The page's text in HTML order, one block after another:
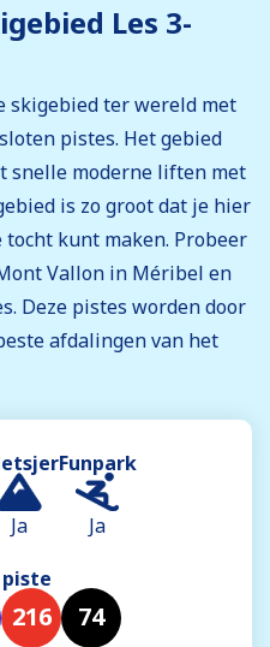
Les 3-
skigebied ter wereld met
pistes. Het gebied
snelle moderne liften met
is zo groot dat je hier
tocht kunt maken. Probeer
Vallon in Méribel en
Deze pistes worden door
afdalingen van het
Ja
Funpark
Ja
piste
216 74